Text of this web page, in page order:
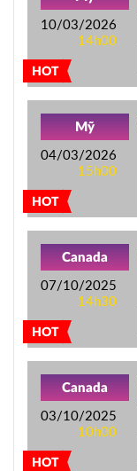
HOT
10/03/2026
14h00
HOT
Mỹ
04/03/2026
15h00
HOT
Canada
07/10/2025
14h30
HOT
Canada
03/10/2025
10h00